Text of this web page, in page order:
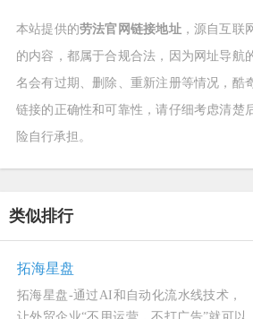
本站提供的劳法官网链接地址，源自互联
的内容，都属于合规合法，因为网址导航
名会有过期、删除、重新注册等情况，酷
链接的正确性和可靠性，请仔细考虑清楚
险自行承担。
类似排行
拓海星盘
拓海星盘-通过AI和自动化流水线技术，